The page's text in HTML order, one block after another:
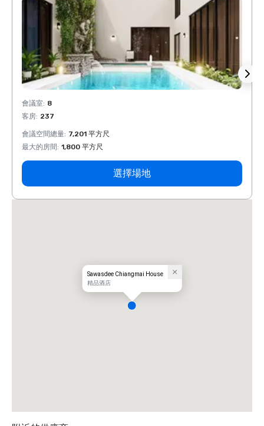
會議室: 8
客房: 237
會議空間總量: 7,201 平方尺
最大的房間 : 1,800 平方尺
選擇場地
Sawasdee Chiangmai House
精品酒店